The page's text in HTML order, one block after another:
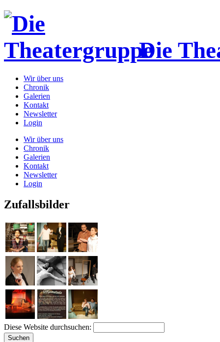
Die
Wir über uns
Chronik
Galerien
Kontakt
Newsletter
Login
Wir über uns
Chronik
Galerien
Kontakt
Newsletter
Login
Zufallsbilder
Diese Website durchsuchen: